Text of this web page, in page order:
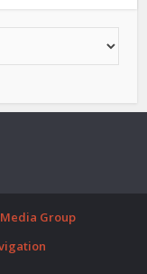
Group